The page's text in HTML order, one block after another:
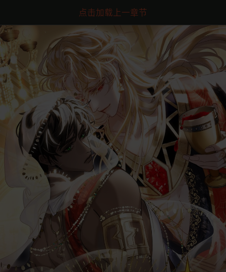
点击加载上一章节